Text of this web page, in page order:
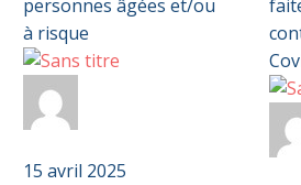
Vaccination
des
âgées
15 avril 2025